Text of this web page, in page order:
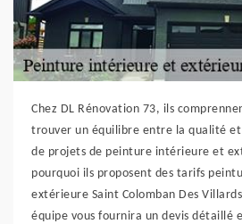
Chez DL Rénovation 73, ils
trouver un équilibre entre la qualité
de projets de peinture intérieure et
pourquoi ils proposent des tarifs
extérieure Saint Colomban Des
équipe vous fournira un devis détaillé